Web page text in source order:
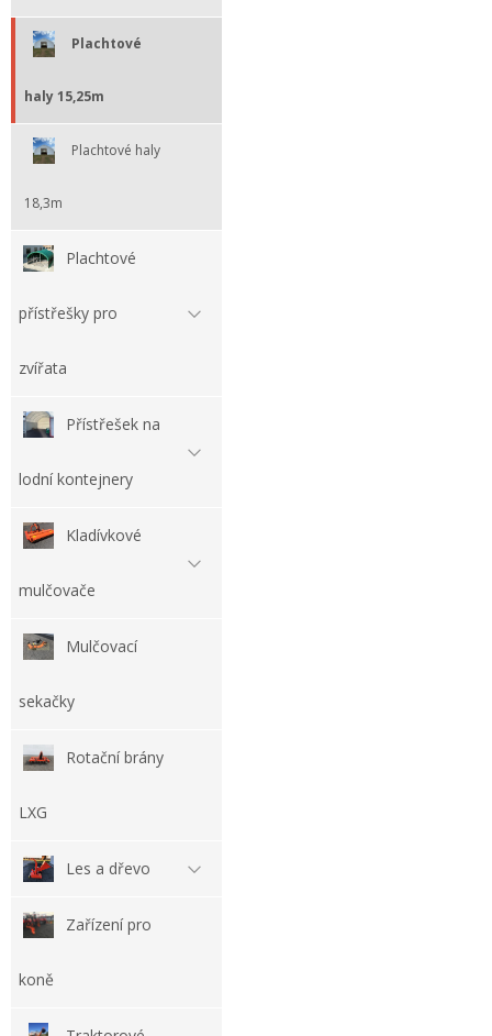
Plachtové
haly 15,25m
Plachtové haly
18,3m
Plachtové
přístřešky pro
zvířata
Přístřešek na
lodní kontejnery
Kladívkové
mulčovače
Mulčovací
sekačky
Rotační brány
LXG
Les a dřevo
Zařízení pro
koně